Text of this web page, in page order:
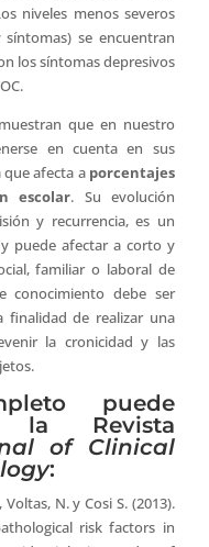
niveles menos severos
se encuentran
los síntomas depresivos
que en nuestro
en cuenta en sus
afecta aporcentajes
escolar. Su evolución
y recurrencia, es un
puede afectar a corto y
familiar o laboral de
conocimiento debe ser
finalidad de realizar una
la cronicidad y las
puede
la Revista
of Clinical
:
N. y Cosi S. (2013).
risk factors in